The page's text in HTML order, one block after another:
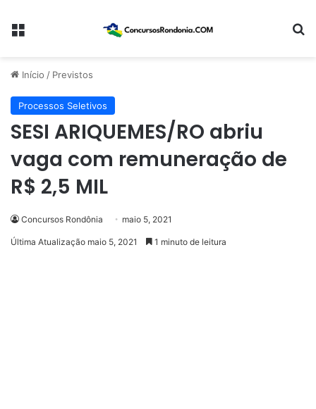
Menu
Início / Previstos
Processos Seletivos
SESI ARIQUEMES/RO abriu
vaga com remuneração de
R$ 2,5 MIL
Concursos Rondônia maio 5, 2021
Última Atualização maio 5, 2021 1 minuto de leitura